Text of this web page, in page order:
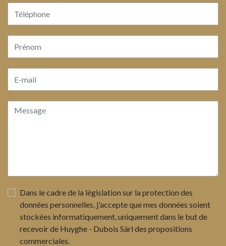
Dans le cadre de la législation sur la protection des
données personnelles, j'accepte que mes données soient
stockées informatiquement, uniquement dans le but de
recevoir de Huyghe - Dubois Sàrl des propositions
commerciales.